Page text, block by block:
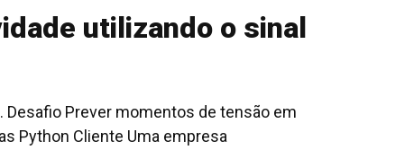
utilizando o sinal
Prever momentos de tensão em
Python Cliente Uma empresa